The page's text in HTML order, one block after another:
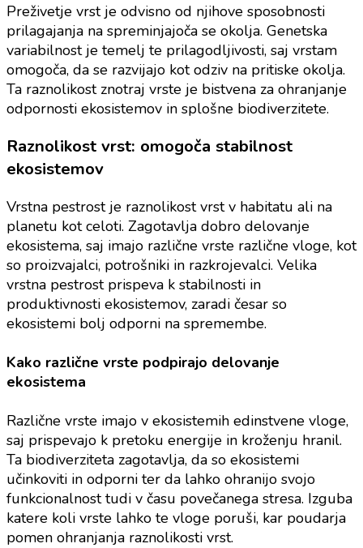
Preživetje vrst je odvisno od njihove sposobnosti
prilagajanja na spreminjajoča se okolja. Genetska
variabilnost je temelj te prilagodljivosti, saj vrstam
omogoča, da se razvijajo kot odziv na pritiske okolja.
Ta raznolikost znotraj vrste je bistvena za ohranjanje
odpornosti ekosistemov in splošne biodiverzitete.
Raznolikost vrst: omogoča stabilnost
ekosistemov
Vrstna pestrost je raznolikost vrst v habitatu ali na
planetu kot celoti. Zagotavlja dobro delovanje
ekosistema, saj imajo različne vrste različne vloge, kot
so proizvajalci, potrošniki in razkrojevalci. Velika
vrstna pestrost prispeva k stabilnosti in
produktivnosti ekosistemov, zaradi česar so
ekosistemi bolj odporni na spremembe.
Kako različne vrste podpirajo delovanje
ekosistema
Različne vrste imajo v ekosistemih edinstvene vloge,
saj prispevajo k pretoku energije in kroženju hranil.
Ta biodiverziteta zagotavlja, da so ekosistemi
učinkoviti in odporni ter da lahko ohranijo svojo
funkcionalnost tudi v času povečanega stresa. Izguba
katere koli vrste lahko te vloge poruši, kar poudarja
pomen ohranjanja raznolikosti vrst.